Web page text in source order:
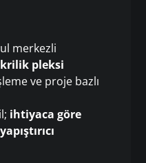
merkezli
pleksi
ve proje bazlı
ihtiyaca göre